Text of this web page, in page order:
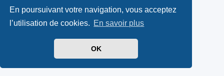
En poursuivant votre navigation, vous acceptez
l’utilisation de cookies. En savoir plus
OK